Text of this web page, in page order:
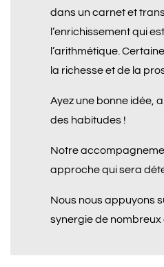
dans un carnet et
l’enrichissement qui
l’arithmétique.
la richesse et de la
Ayez une bonne idée,
des habitudes !
Notre
approche qui sera
Nous nous appuyons
synergie de nombreux